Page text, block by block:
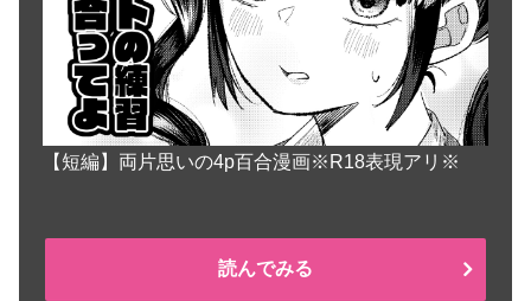
【短編】両片思いの4p百合漫画※R18表現アリ※
読んでみる